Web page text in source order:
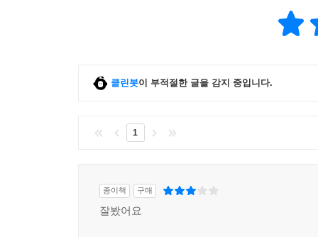
16장 단일 - 택일 결정 구조 197
16.2 복습문제: 참/거짓 201
16.3 복습문제: 객관식 202
17장 이중 - 택일 결정 구조 206
17.1 이중 - 택일 결정 구조 206
클린봇이 부적절한 글을 감지 중입니다.
1
종이책 구매
잘봤어요